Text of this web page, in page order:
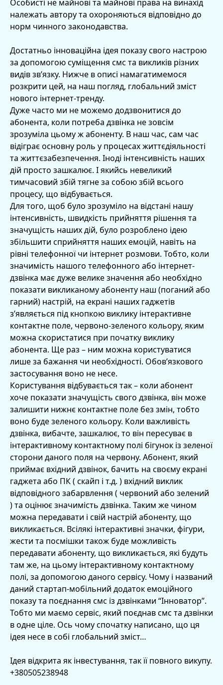
Особисті не майнові та майнові права на винахід
належать автору та охороняються відповідно до
норм чинного законодавства.
Достатньо інноваційна ідея показу свого настрою
за допомогою суміщення смс та викликів різних
видів зв’язку. Нижче в описі намагатимемося
розкрити цей, на наш погляд, глобальний зміст
нового інтернет-тренду.
Дуже часто ми не можемо додзвонитися до
абонента, коли потреба дзвінка не зовсім
зрозуміла цьому ж абоненту. В наш час, сам час
відіграє основну роль у процесах життєдіяльності
та життєзабезпечення. Іноді інтенсивність наших
дій просто зашкалює. І якийсь невеликий
тимчасовий збій тягне за собою збій всього
процесу, що відбувається.
Для того, щоб було зрозуміло на відстані нашу
інтенсивність, швидкість прийняття рішення та
значущість наших дій, було розроблено ідею
збільшити сприйняття наших емоцій, навіть на
рівні телефонної чи інтернет розмови. Тобто, коли
значимість нашого телефонного або інтернет-
дзвінка має дуже велике значення або необхідно
показати викликаному абоненту наш (поганий або
гарний) настрій, на екрані наших гаджетів
з’являється під кнопкою виклику інтерактивне
контактне поле, червоно-зеленого кольору, яким
можна скористатися при початку виклику
абонента. Ще раз – ним можна користуватися
лише за бажання чи необхідності. Обов’язкового
застосування воно не несе.
Користування відбувається так – коли абонент
хоче показати значущість свого дзвінка, він може
залишити нижнє контактне поле без змін, тобто
воно буде зеленого кольору. Коли важливість
дзвінка, вибачте, зашкалює, то він пересуває в
інтерактивному контактному полі бігунок із зеленої
сторони даного поля на червону. Абонент, який
приймає вхідний дзвінок, бачить на своєму екрані
гаджета або ПК ( скайп і т.д. ) вхідний виклик
відповідного забарвлення ( червоний або зелений
) та оцінює значимість дзвінка. Таким же чином
можна передавати і свій настрій абоненту, що
викликається. Всілякі інтерактивні значки, фігури,
жести та посмішки також буде можливість
передавати абоненту, що викликається, які будуть
там же, на цьому інтерактивному контактному
полі, за допомогою даного сервісу. Чому і названий
даний стартап-мобільний додаток емоційного
показу та поєднання смс із дзвінками “Інноватор”.
Тобто ми маємо сервіс, який поєднав смс та дзвінки
в одне ціле. Ось чому спочатку написано, що ця
ідея несе в собі глобальний зміст…
Ідея відкрита як інвестування, так її повного викупу.
+380505238948